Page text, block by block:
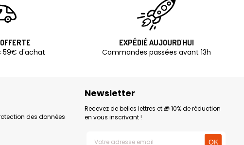
59€ d'achat
EXPÉDIÉ AUJOURD'HUI
Commandes passées avant 13h
des données
Newsletter
Recevez de belles lettres et 🎁 10% de réduction
en vous inscrivant !